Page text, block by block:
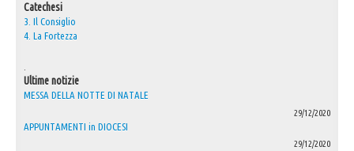
Catechesi
3. Il Consiglio
4. La Fortezza
Ultime notizie
MESSA DELLA NOTTE DI NATALE
29/12/2020
APPUNTAMENTI in DIOCESI
29/12/2020